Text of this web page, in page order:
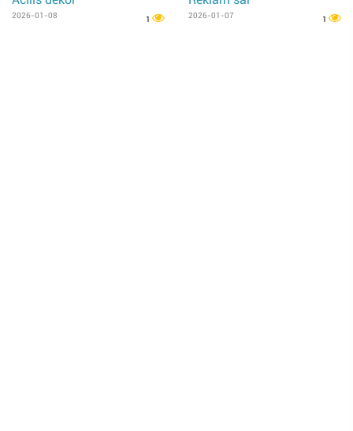
2026-01-08 1 2026-01-07 1